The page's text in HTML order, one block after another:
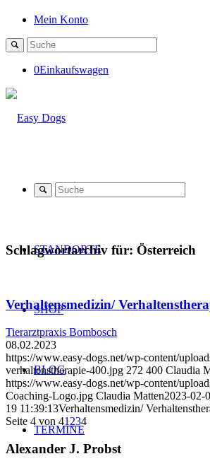
Mein Konto
0Einkaufswagen
STANDORTE
SHOP
BLOG
TERMINE
Schlagwortarchiv für: Österreich
Verhaltensmedizin/
Tierarztpraxis Bombosch
08.02.2023
https://www.easy-dogs.net/wp-content/
verhaltenstherapie-400.jpg 272 400 Claudia
https://www.easy-dogs.net/wp-content/
Coaching-Logo.jpg Claudia Matten2023-02-
19 11:39:13Verhaltensmedizin/
Seite 4 von 41 234
Alexander J. Probst